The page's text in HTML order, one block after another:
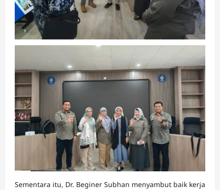
Sementara itu, Dr. Beginer Subhan menyambut baik kerja